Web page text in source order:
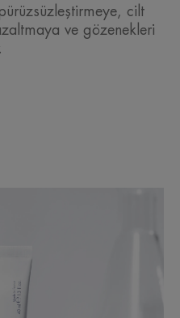
cilt
ve gözenekleri